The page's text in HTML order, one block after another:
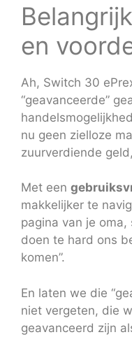
en
Ah, Switch 30
“geavanceerde”
nu geen zielloze
zuurverdiende
Met een
makkelijker te
pagina van je
doen te hard ons
komen”.
En laten we die
niet vergeten, die
geavanceerd zijn